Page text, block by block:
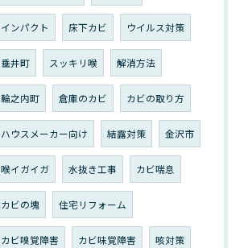
インパクト 床下カビ ウイルス対策
垂井町 スッキリ喉 解消方法
輪之内町 倉庫のカビ カビの取り方
ハウスメーカー向け 結露対策 金沢市
喉イガイガ 水抜き工事 カビ喘息
カビの塊 住宅リフォーム
カビ嗅覚障害 カビ味覚障害 咳対策